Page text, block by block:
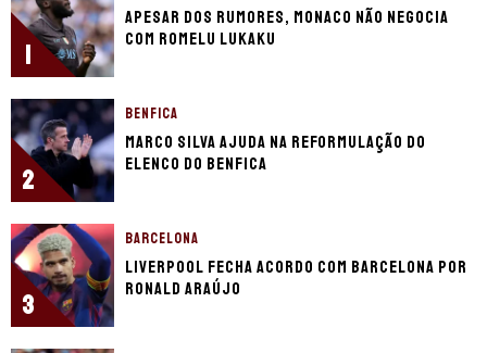
1
Apesar dos rumores, Monaco não negocia
com Romelu Lukaku
2
BENFICA
Marco Silva ajuda na reformulação do
elenco do Benfica
3
BARCELONA
Liverpool fecha acordo com Barcelona por
Ronald Araújo